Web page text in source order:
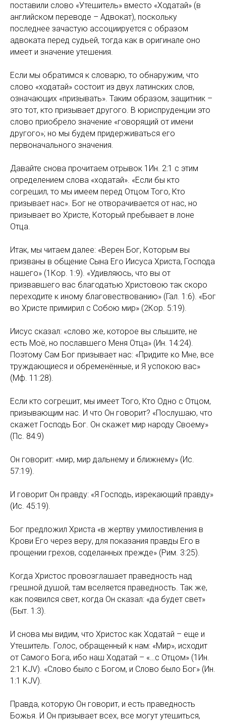
поставили слово «Утешитель» вместо «Ходатай» (в
английском переводе – Адвокат), поскольку
последнее зачастую ассоциируется с образом
адвоката перед судьей, тогда как в оригинале оно
имеет и значение утешения.
Если мы обратимся к словарю, то обнаружим, что
слово «ходатай» состоит из двух латинских слов,
означающих «призывать». Таким образом, защитник –
это тот, кто призывает другого. В юриспруденции это
слово приобрело значение «говорящий от имени
другого»; но мы будем придерживаться его
первоначального значения.
Давайте снова прочитаем отрывок 1Ин. 2:1 с этим
определением слова «ходатай». «Если бы кто
согрешил, то мы имеем перед Отцом Того, Кто
призывает нас». Бог не отворачивается от нас, но
призывает во Христе, Который пребывает в лоне
Отца.
Итак, мы читаем далее: «Верен Бог, Которым вы
призваны в общение Сына Его Иисуса Христа, Господа
нашего» (1Кор. 1:9). «Удивляюсь, что вы от
призвавшего вас благодатью Христовою так скоро
переходите к иному благовествованию» (Гал. 1:6). «Бог
во Христе примирил с Собою мир» (2Кор. 5:19).
Иисус сказал: «слово же, которое вы слышите, не
есть Моё, но пославшего Меня Отца» (Ин. 14:24).
Поэтому Сам Бог призывает нас: «Придите ко Мне, все
труждающиеся и обременённые, и Я успокою вас»
(Мф. 11:28).
Если кто согрешит, мы имеет Того, Кто Одно с Отцом,
призывающим нас. И что Он говорит? «Послушаю, что
скажет Господь Бог. Он скажет мир народу Своему»
(Пс. 84:9)
Он говорит: «мир, мир дальнему и ближнему» (Ис.
57:19).
И говорит Он правду: «Я Господь, изрекающий правду»
(Ис. 45:19).
Бог предложил Христа «в жертву умилостивления в
Крови Его через веру, для показания правды Его в
прощении грехов, соделанных прежде» (Рим. 3:25).
Когда Христос провозглашает праведность над
грешной душой, там вселяется праведность. Так же,
как появился свет, когда Он сказал: «да будет свет»
(Быт. 1:3).
И снова мы видим, что Христос как Ходатай – еще и
Утешитель. Голос, обращенный к нам: «Мир», исходит
от Самого Бога, ибо наш Ходатай – «…с Отцом» (1Ин.
2:1 KJV). «Слово было с Богом, и Слово было Бог» (Ин.
1:1 KJV).
Правда, которую Он говорит, и есть праведность
Божья. И Он призывает всех, все могут утешиться,